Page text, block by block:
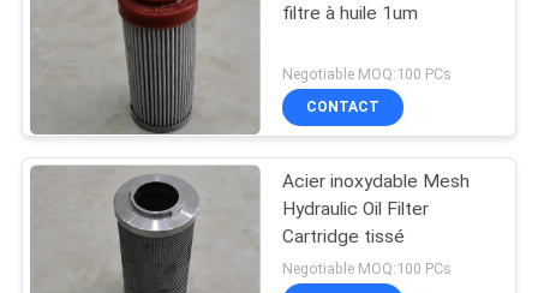
filtre à huile 1um
Negotiable MOQ:100 PCs
CONTACT
Acier inoxydable Mesh
Hydraulic Oil Filter
Cartridge tissé
Negotiable MOQ:100 PCs